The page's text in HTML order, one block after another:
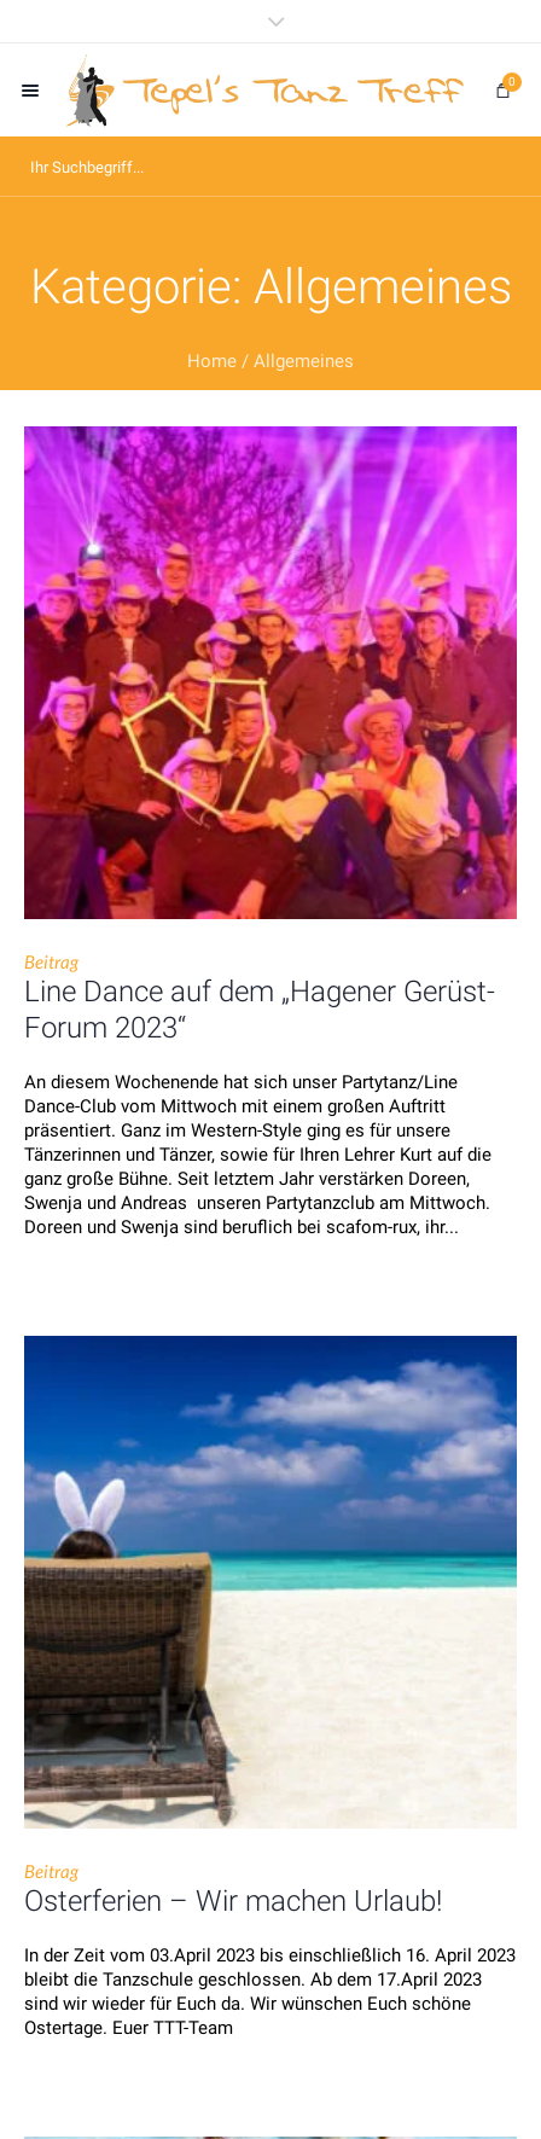
0
Kategorie: Allgemeines
Home / Allgemeines
Beitrag
Line Dance auf dem „Hagener Gerüst-
Forum 2023“
An diesem Wochenende hat sich unser Partytanz/Line
Dance-Club vom Mittwoch mit einem großen Auftritt
präsentiert. Ganz im Western-Style ging es für unsere
Tänzerinnen und Tänzer, sowie für Ihren Lehrer Kurt auf die
ganz große Bühne. Seit letztem Jahr verstärken Doreen,
Swenja und Andreas unseren Partytanzclub am Mittwoch.
Doreen und Swenja sind beruflich bei scafom-rux, ihr...
Beitrag
Osterferien – Wir machen Urlaub!
In der Zeit vom 03.April 2023 bis einschließlich 16. April 2023
bleibt die Tanzschule geschlossen. Ab dem 17.April 2023
sind wir wieder für Euch da. Wir wünschen Euch schöne
Ostertage. Euer TTT-Team